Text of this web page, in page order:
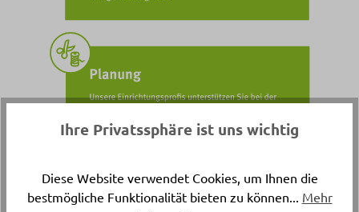
Ihre Privatssphäre ist uns wichtig
Diese Website verwendet Cookies, um Ihnen die
bestmögliche Funktionalität bieten zu können... Mehr